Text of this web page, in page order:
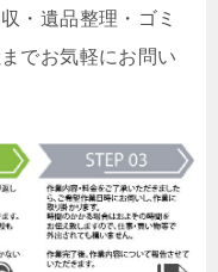
・遺品整理・ゴミ
でお気軽にお問い